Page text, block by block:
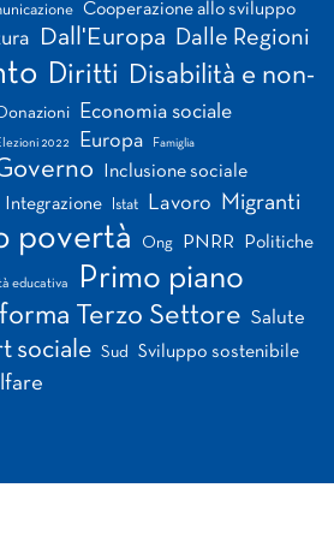
Cooperazione allo sviluppo
Dall'Europa Dalle Regioni
Diritti Disabilità e non-
Donazioni Economia sociale
2022 Europa Famiglia
Inclusione sociale
Integrazione Istat Lavoro Migranti
povertà Ong PNRR Politiche
educativa Primo piano
Terzo Settore Salute
sociale Sud Sviluppo sostenibile